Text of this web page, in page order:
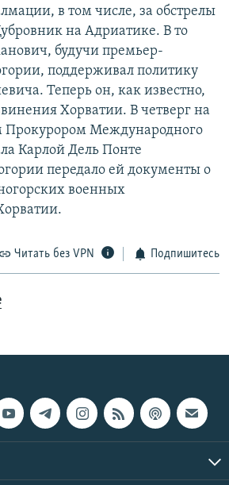
в том числе, за обстрелы
на Адриатике. В то
будучи премьер-
поддерживал политику
Теперь он, как известно,
Хорватии. В четверг на
Прокурором Международного
Карлой Дель Понте
передало ей документы о
военных
Читать без VPN Подпишитесь